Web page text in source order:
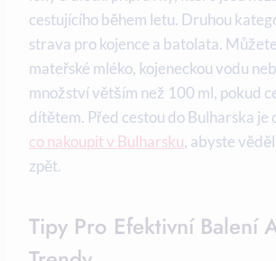
cestujícího během letu. Druhou
strava pro kojence a batolata.
mateřské mléko, kojeneckou vodu
množství větším než 100 ml, pokud
dítětem. Před cestou do Bulharska je
co nakoupit v Bulharsku, abyste
zpět.
Tipy Pro Efektivní Balení